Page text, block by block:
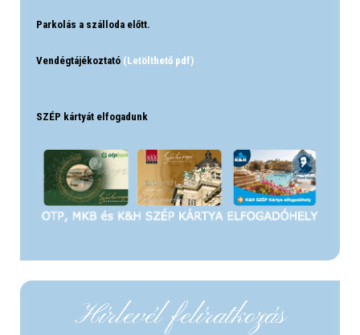
Parkolás a szálloda előtt.
Vendégtájékoztató (Letölthető pdf)
SZÉP kártyát elfogadunk
Hírlevél felíratkozás